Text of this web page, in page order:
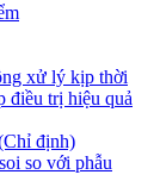
xử lý kịp thời
điều trị hiệu quả
định)
so với phẫu